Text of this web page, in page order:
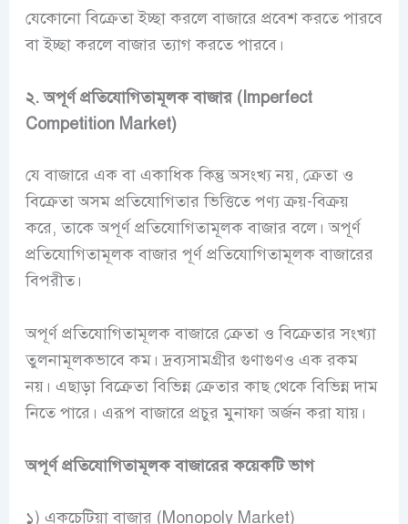
যেকোনো বিক্রেতা ইচ্ছা করলে বাজারে প্রবেশ করতে পারবে
বা ইচ্ছা করলে বাজার ত্যাগ করতে পারবে।
২. অপূর্ণ প্রতিযোগিতামূলক বাজার (Imperfect
Competition Market)
যে বাজারে এক বা একাধিক কিন্তু অসংখ্য নয়, ক্রেতা ও
বিক্রেতা অসম প্রতিযোগিতার ভিত্তিতে পণ্য ক্রয়-বিক্রয়
করে, তাকে অপূর্ণ প্রতিযোগিতামূলক বাজার বলে। অপূর্ণ
প্রতিযোগিতামূলক বাজার পূর্ণ প্রতিযোগিতামূলক বাজারের
বিপরীত।
অপূর্ণ প্রতিযোগিতামূলক বাজারে ক্রেতা ও বিক্রেতার সংখ্যা
তুলনামূলকভাবে কম। দ্রব্যসামগ্রীর গুণাগুণও এক রকম
নয়। এছাড়া বিক্রেতা বিভিন্ন ক্রেতার কাছ থেকে বিভিন্ন দাম
নিতে পারে। এরূপ বাজারে প্রচুর মুনাফা অর্জন করা যায়।
অপূর্ণ প্রতিযোগিতামূলক বাজারের কয়েকটি ভাগ
১) একচেটিয়া বাজার (Monopoly Market)